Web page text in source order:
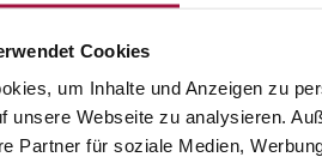
Cookies
um Inhalte und Anzeigen zu
unsere Webseite zu analysieren.
Partner für soziale Medien,